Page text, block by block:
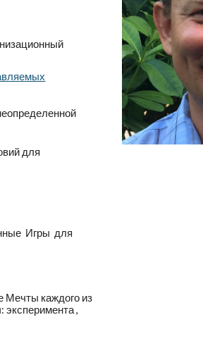
для
Игры для
Мечты каждого из
эксперимента ,